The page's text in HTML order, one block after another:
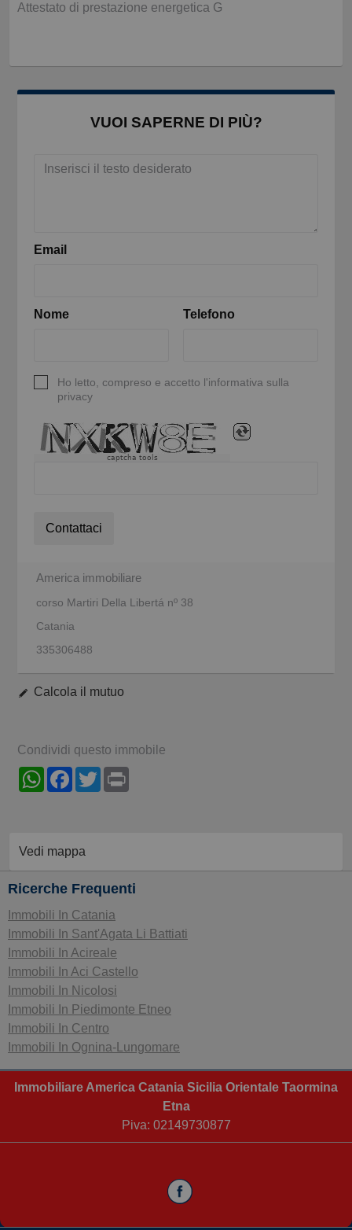
Attestato di prestazione energetica G
VUOI SAPERNE DI PIÙ?
Email
Nome Telefono
Ho letto, compreso e accetto l'informativa sulla
privacy
captcha tools
Contattaci
America immobiliare
corso Martiri Della Libertá nº 38
Catania
335306488
Calcola il mutuo
Condividi questo immobile
WhatsAppFacebook
Twitter
Vedi mappa
Ricerche Frequenti
Immobili In Catania
Immobili In Sant'Agata Li Battiati
Immobili In Acireale
Immobili In Aci Castello
Immobili In Nicolosi
Immobili In Piedimonte Etneo
Immobili In Centro
Immobili In Ognina-Lungomare
Immobiliare America Catania Sicilia Orientale Taormina
Etna
Piva: 02149730877